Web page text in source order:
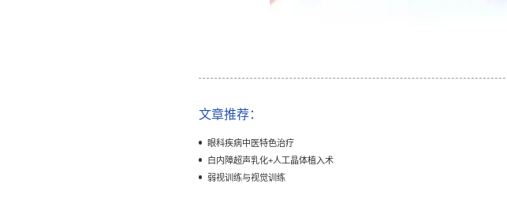
文章推荐：
眼科疾病中医特色治疗
白内障超声乳化+人工晶体植入术
弱视训练与视觉训练